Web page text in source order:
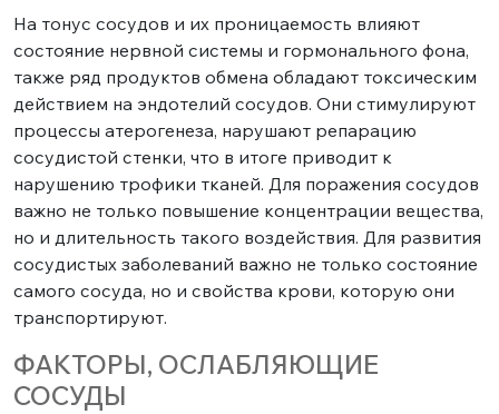
На тонус сосудов и их проницаемость влияют
состояние нервной системы и гормонального фона,
также ряд продуктов обмена обладают токсическим
действием на эндотелий сосудов. Они стимулируют
процессы атерогенеза, нарушают репарацию
сосудистой стенки, что в итоге приводит к
нарушению трофики тканей. Для поражения сосудов
важно не только повышение концентрации вещества,
но и длительность такого воздействия. Для развития
сосудистых заболеваний важно не только состояние
самого сосуда, но и свойства крови, которую они
транспортируют.
ФАКТОРЫ, ОСЛАБЛЯЮЩИЕ
СОСУДЫ